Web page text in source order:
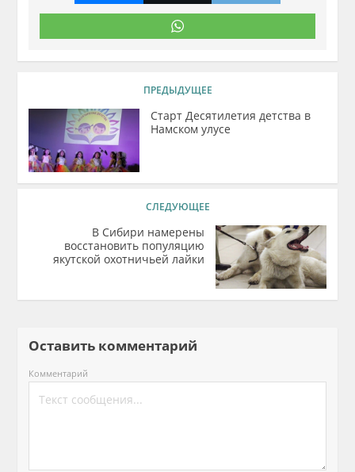
ПРЕДЫДУЩЕЕ
Старт Десятилетия детства в
Намском улусе
СЛЕДУЮЩЕЕ
В Сибири намерены
восстановить популяцию
якутской охотничьей лайки
Оставить комментарий
Комментарий